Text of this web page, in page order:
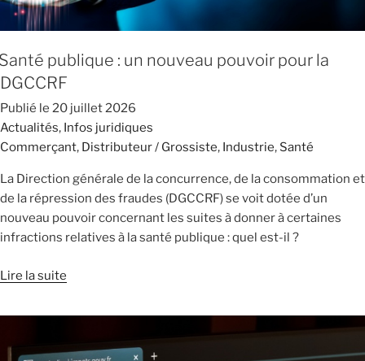
publique : un nouveau pouvoir pour la
DGCCRF
Publié le 20 juillet 2026
Actualités, Infos juridiques
Commerçant, Distributeur / Grossiste, Industrie, Santé
La Direction générale de la concurrence, de la consommation et
de la répression des fraudes (DGCCRF) se voit dotée d’un
nouveau pouvoir concernant les suites à donner à certaines
infractions relatives à la santé publique : quel est-il ?
Lire la suite